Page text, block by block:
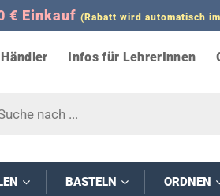
€ Einkauf (Rabatt wird automatisch
Händler Infos für LehrerInnen
BASTELN ORDNEN